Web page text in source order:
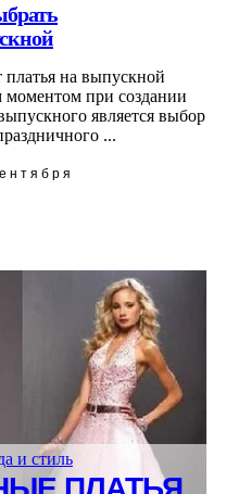
платья на выпускной
при создании
является выбор
...
и стиль